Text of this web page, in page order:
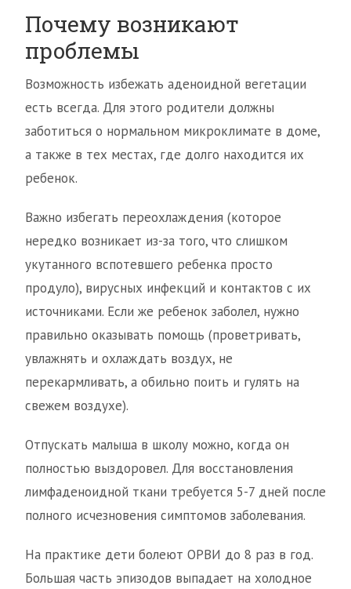
Почему возникают
проблемы
Возможность избежать аденоидной вегетации
есть всегда. Для этого родители должны
заботиться о нормальном микроклимате в доме,
а также в тех местах, где долго находится их
ребенок.
Важно избегать переохлаждения (которое
нередко возникает из-за того, что слишком
укутанного вспотевшего ребенка просто
продуло), вирусных инфекций и контактов с их
источниками. Если же ребенок заболел, нужно
правильно оказывать помощь (проветривать,
увлажнять и охлаждать воздух, не
перекармливать, а обильно поить и гулять на
свежем воздухе).
Отпускать малыша в школу можно, когда он
полностью выздоровел. Для восстановления
лимфаденоидной ткани требуется 5-7 дней после
полного исчезновения симптомов заболевания.
На практике дети болеют ОРВИ до 8 раз в год.
Большая часть эпизодов выпадает на холодное